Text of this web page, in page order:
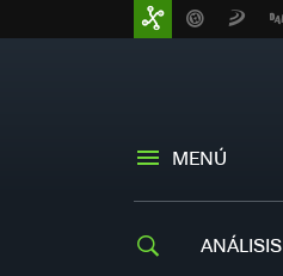
MENÚ
ANÁLISIS